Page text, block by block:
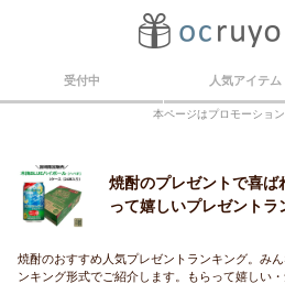
受付中 人気アイテム
本ページはプロモーショ
焼酎のプレゼントで喜ば
って嬉しいプレゼントラ
焼酎のおすすめ人気プレゼントランキング。み
ンキング形式でご紹介します。もらって嬉しい